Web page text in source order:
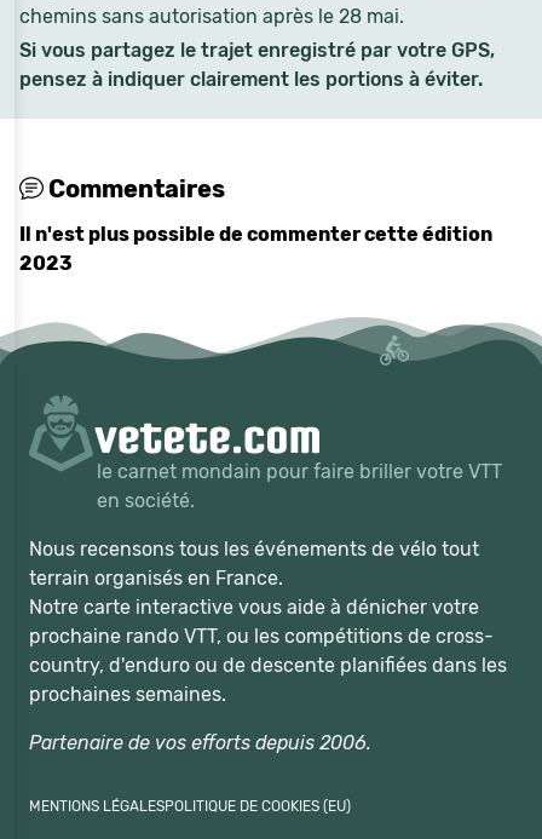
chemins sans autorisation après le 28 mai.
Si vous partagez le trajet enregistré par votre GPS,
pensez à indiquer clairement les portions à éviter.
Commentaires
Il n'est plus possible de commenter cette édition
2023
le carnet mondain pour faire briller votre VTT
en société.
Nous recensons tous les événements de vélo tout
terrain organisés en France.
Notre carte interactive vous aide à dénicher votre
prochaine rando VTT, ou les compétitions de cross-
country, d'enduro ou de descente planifiées dans les
prochaines semaines.
Partenaire de vos efforts depuis 2006.
MENTIONS LÉGALESPOLITIQUE DE COOKIES (EU)